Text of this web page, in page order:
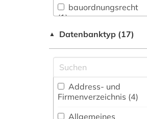
Anglistik.
Architektur,
Bauingenieur- und
Vermessungswesen (0)
Biotechnologie (1)
bauordnungsrecht
(1)
beamtenrecht (2)
behörde (1)
besoldungsrecht (1)
bibliografie (1)
▲ Datenbanktyp (17)
Address- und
Firmenverzeichnis (4)
Allgemeines